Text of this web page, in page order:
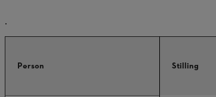
.
Person Stilling